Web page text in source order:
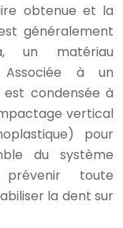
obtenue et la
généralement
un matériau
Associée à un
condensée à
vertical
pour
du système
toute
la dent sur